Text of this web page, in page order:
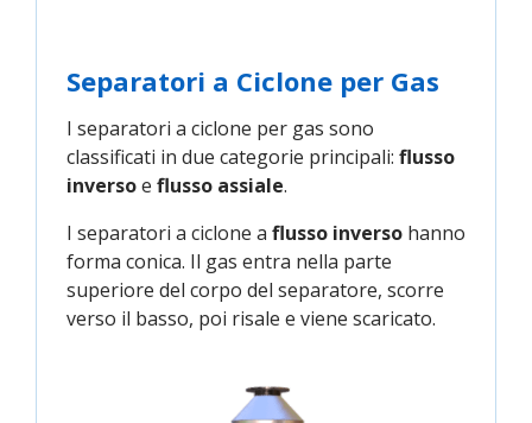
Separatori a Ciclone per Gas
I separatori a ciclone per gas sono
classificati in due categorie principali: flusso
inversoe flusso assiale.
I separatori a ciclone a flusso inverso hanno
forma conica. Il gas entra nella parte
superiore del corpo del separatore, scorre
verso il basso, poi risale e viene scaricato.